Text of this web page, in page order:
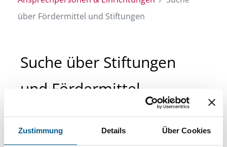
Zustimmung Details Über Cookies
über Fördermittel und Stiftungen
Suche über Stiftungen
und Fördermittel
Sie suchen finanzielle Unterstützung für ein
Projekt oder ein Vorhaben? Hier können Sie